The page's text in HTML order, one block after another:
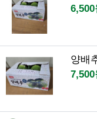
6,500
양배
7,500